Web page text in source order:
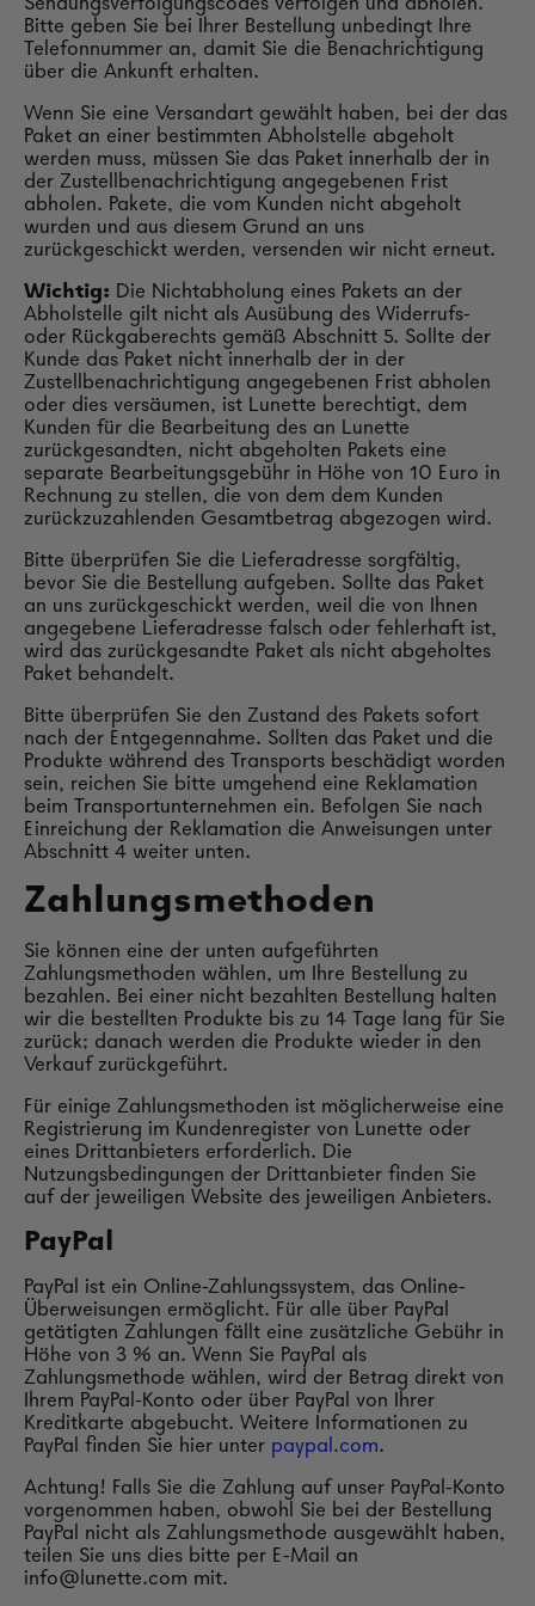
Bitte geben Sie bei Ihrer Bestellung unbedingt Ihre
Telefonnummer an, damit Sie die Benachrichtigung
über die Ankunft erhalten.
Wenn Sie eine Versandart gewählt haben, bei der das
Paket an einer bestimmten Abholstelle abgeholt
werden muss, müssen Sie das Paket innerhalb der in
der Zustellbenachrichtigung angegebenen Frist
abholen. Pakete, die vom Kunden nicht abgeholt
wurden und aus diesem Grund an uns
zurückgeschickt werden, versenden wir nicht erneut.
Wichtig: Die Nichtabholung eines Pakets an der
Abholstelle gilt nicht als Ausübung des Widerrufs-
oder Rückgaberechts gemäß Abschnitt 5. Sollte der
Kunde das Paket nicht innerhalb der in der
Zustellbenachrichtigung angegebenen Frist abholen
oder dies versäumen, ist Lunette berechtigt, dem
Kunden für die Bearbeitung des an Lunette
zurückgesandten, nicht abgeholten Pakets eine
separate Bearbeitungsgebühr in Höhe von 10 Euro in
Rechnung zu stellen, die von dem dem Kunden
zurückzuzahlenden Gesamtbetrag abgezogen wird.
Bitte überprüfen Sie die Lieferadresse sorgfältig,
bevor Sie die Bestellung aufgeben. Sollte das Paket
an uns zurückgeschickt werden, weil die von Ihnen
angegebene Lieferadresse falsch oder fehlerhaft ist,
wird das zurückgesandte Paket als nicht abgeholtes
Paket behandelt.
Bitte überprüfen Sie den Zustand des Pakets sofort
nach der Entgegennahme. Sollten das Paket und die
Produkte während des Transports beschädigt worden
sein, reichen Sie bitte umgehend eine Reklamation
beim Transportunternehmen ein. Befolgen Sie nach
Einreichung der Reklamation die Anweisungen unter
Abschnitt 4 weiter unten.
Zahlungsmethoden
Sie können eine der unten aufgeführten
Zahlungsmethoden wählen, um Ihre Bestellung zu
bezahlen. Bei einer nicht bezahlten Bestellung halten
wir die bestellten Produkte bis zu 14 Tage lang für Sie
zurück; danach werden die Produkte wieder in den
Verkauf zurückgeführt.
Für einige Zahlungsmethoden ist möglicherweise eine
Registrierung im Kundenregister von Lunette oder
eines Drittanbieters erforderlich. Die
Nutzungsbedingungen der Drittanbieter finden Sie
auf der jeweiligen Website des jeweiligen Anbieters.
PayPal
PayPal ist ein Online-Zahlungssystem, das Online-
Überweisungen ermöglicht. Für alle über PayPal
getätigten Zahlungen fällt eine zusätzliche Gebühr in
Höhe von 3 % an. Wenn Sie PayPal als
Zahlungsmethode wählen, wird der Betrag direkt von
Ihrem PayPal-Konto oder über PayPal von Ihrer
Kreditkarte abgebucht. Weitere Informationen zu
PayPal finden Sie hier unter paypal.com.
Achtung! Falls Sie die Zahlung auf unser PayPal-Konto
vorgenommen haben, obwohl Sie bei der Bestellung
PayPal nicht als Zahlungsmethode ausgewählt haben,
teilen Sie uns dies bitte per E-Mail an
info@lunette.com mit.